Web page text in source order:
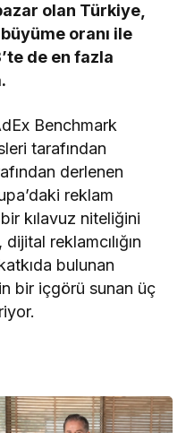
olan Türkiye,
oranı ile
de en fazla
Benchmark
tarafından
derlenen
reklam
kılavuz niteliğini
reklamcılığın
bulunan
bir içgörü sunan üç